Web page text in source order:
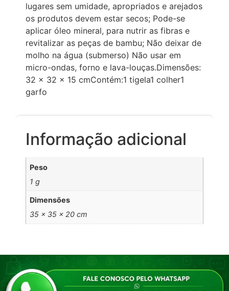
lugares sem umidade, apropriados e arejados
os produtos devem estar secos; Pode-se
aplicar óleo mineral, para nutrir as fibras e
revitalizar as peças de bambu; Não deixar de
molho na água (submerso) Não usar em
micro-ondas, forno e lava-louças.Dimensões:
32 x 32 x 15 cmContém:1 tigela1 colher1
garfo
Informação adicional
Peso
1 g
Dimensões
35 × 35 × 20 cm